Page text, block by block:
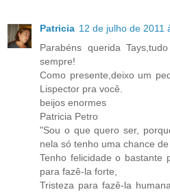
Patricia 12 de julho de 2011
Parabéns querida
sempre!
Como presente,deixo um
Lispector pra você.
beijos enormes
Patricia Petro
"Sou o que quero ser,
nela só tenho uma chance
Tenho felicidade o bastante
para fazê-la forte,
Tristeza para fazê-la